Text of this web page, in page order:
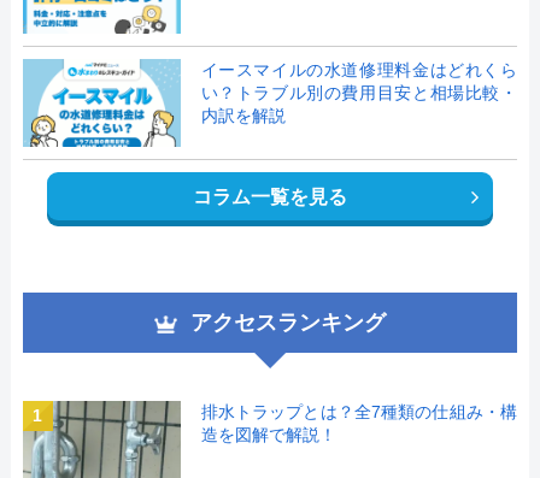
イースマイルの水道修理料金はどれくら
い？トラブル別の費用目安と相場比較・
内訳を解説
コラム一覧を見る
アクセスランキング
1
排水トラップとは？全7種類の仕組み・構
造を図解で解説！